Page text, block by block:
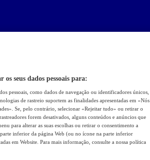
seus dados pessoais para:
pessoais, como dados de navegação ou identificadores únicos,
de rastreio suportem as finalidades apresentadas em «Nós
Se, pelo contrário, selecionar «Rejeitar tudo» ou retirar o
forem desativados, alguns conteúdos e anúncios que
para alterar as suas escolhas ou retirar o consentimento a
inferior da página Web (ou no ícone na parte inferior
em Website. Para mais informação, consulte a nossa política